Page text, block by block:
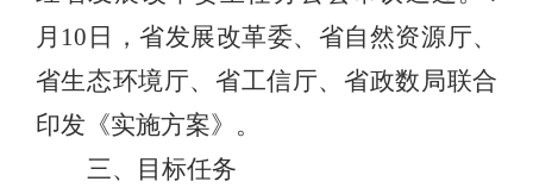
月 10 日，省发展改革委、 省自然资源厅、
省生态环境厅、省工信厅、省政数局联合
印发《实施方案》。
三、目标任务